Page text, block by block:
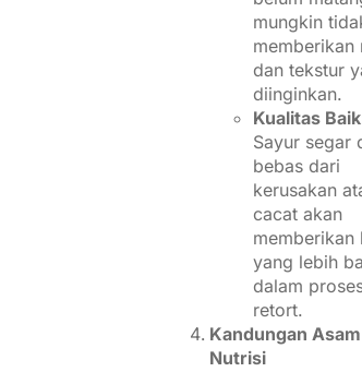
mungkin
memberikan
dan tekstur
diinginkan.
Kualitas
Sayur segar
bebas dari
kerusakan
cacat akan
memberikan
yang lebih
dalam
retort.
Kandungan
Nutrisi